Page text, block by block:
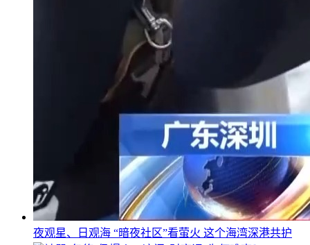
夜观星、日观海 “暗夜社区”看萤火 这个海湾深港共护